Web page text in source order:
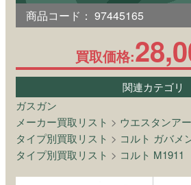
商品コード： 97445165
買取価格:
関連カテゴリ
ガスガン
メーカー買取リスト > ウエスタンア
タイプ別買取リスト > コルト ガバメ
タイプ別買取リスト > コルト M1911